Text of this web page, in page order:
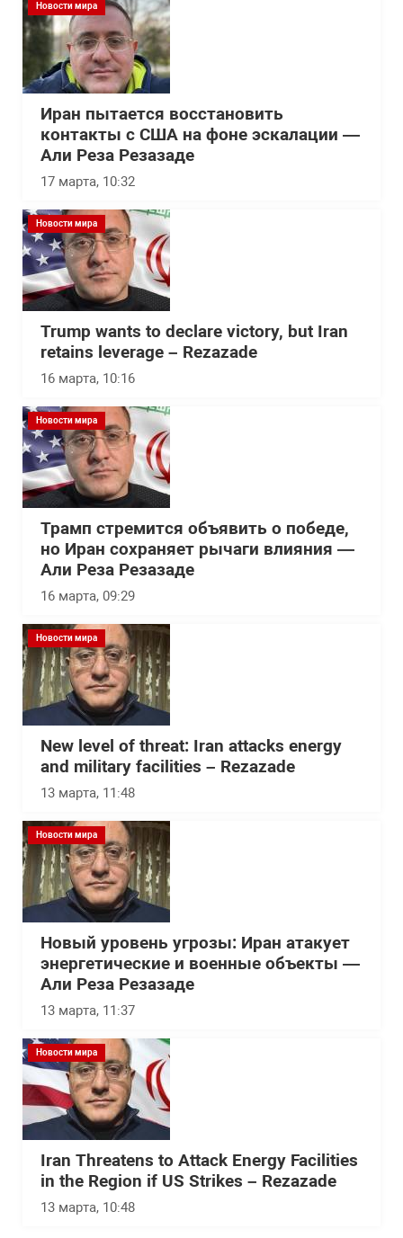
Новости мира
Иран пытается восстановить
контакты с США на фоне эскалации —
Али Реза Резазаде
17 марта, 10:32
Новости мира
Trump wants to declare victory, but Iran
retains leverage – Rezazade
16 марта, 10:16
Новости мира
Трамп стремится объявить о победе,
но Иран сохраняет рычаги влияния —
Али Реза Резазаде
16 марта, 09:29
Новости мира
New level of threat: Iran attacks energy
and military facilities – Rezazade
13 марта, 11:48
Новости мира
Новый уровень угрозы: Иран атакует
энергетические и военные объекты —
Али Реза Резазаде
13 марта, 11:37
Новости мира
Iran Threatens to Attack Energy Facilities
in the Region if US Strikes – Rezazade
13 марта, 10:48